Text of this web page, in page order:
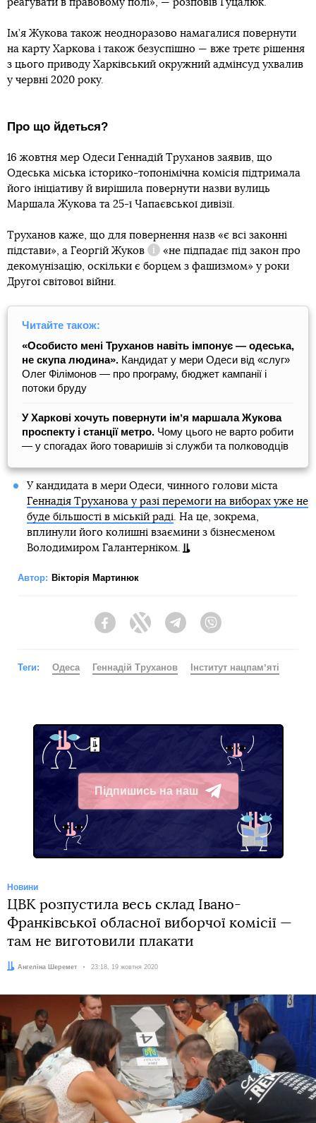
реагувати в правовому полі», — розповів Гуцалюк.
Ім’я Жукова також неодноразово намагалися повернути
на карту Харкова і також безуспішно — вже третє рішення
з цього приводу Харківський окружний адмінсуд ухвалив
у червні 2020 року.
Про що йдеться?
16 жовтня мер Одеси Геннадій Труханов заявив, що
Одеська міська історико-топонімічна комісія підтримала
його ініціативу й вирішила повернути назви вулиць
Маршала Жукова та 25-ї Чапаєвської дивізії.
Труханов каже, що для повернення назв «є всі законні
підстави», а Георгій Жуков
Довідка
«не підпадає під закон про
декомунізацію, оскільки є борцем з фашизмом» у роки
Другої світової війни.
Читайте також:
«Особисто мені Труханов навіть імпонує — одеська,
не скупа людина». Кандидат у мери Одеси від «слуг»
Олег Філімонов — про програму, бюджет кампанії і
потоки бруду
У Харкові хочуть повернути імʼя маршала Жукова
проспекту і станції метро. Чому цього не варто робити
— у спогадах його товаришів зі служби та полководців
У кандидата в мери Одеси, чинного голови міста
Геннадія Труханова у разі перемоги на виборах уже не
буде більшості в міській раді. На це, зокрема,
вплинули його колишні взаємини з бізнесменом
Володимиром Галантерніком.
Автор: Вікторія Мартинюк
FacebookTwitter Telegram
Теги: Одеса Геннадій Труханов Інститут нацпамʼяті
Підпишись на наш
Telegram
Новини
ЦВК розпустила весь склад Івано-
Франківської обласної виборчої комісії —
там не виготовили плакати
Автор:
Ангеліна Шеремет Дата:
23:18, 19 жовтня 2020